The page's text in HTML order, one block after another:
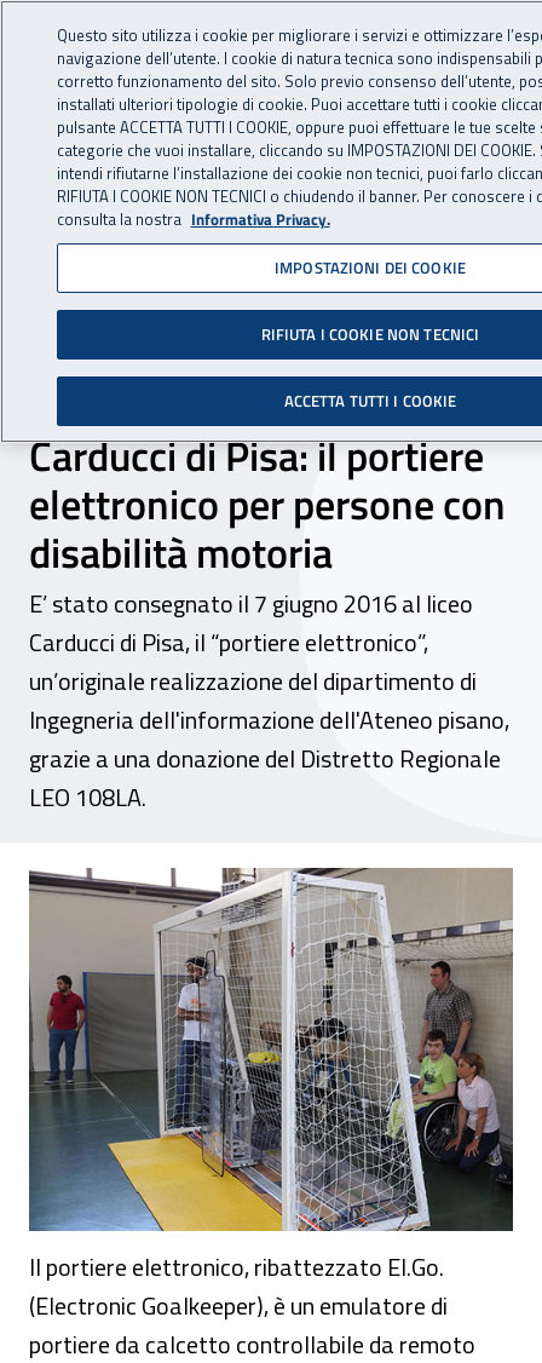
INAIL - Istituto Nazionale
Apri cerca
Navigazione principale
Navigazione - Ti trovi in:
Home Inail comunica News
Innovazione tecnologia e
integrazione al liceo
Carducci di Pisa: il portiere
elettronico per persone con
disabilità motoria
E’ stato consegnato il 7 giugno 2016 al liceo
Carducci di Pisa, il “portiere elettronico”,
un’originale realizzazione del dipartimento di
Ingegneria dell'informazione dell'Ateneo pisano,
grazie a una donazione del Distretto Regionale
LEO 108LA.
Innovazione tecnologia e integrazione
Il portiere elettronico, ribattezzato El.Go.
(Electronic Goalkeeper), è un emulatore di
portiere da calcetto controllabile da remoto
Questo sito utilizza i cookie per migliorare i servizi e ottimizzare
navigazione dell’utente. I cookie di natura tecnica sono indispensabili
corretto funzionamento del sito. Solo previo consenso dell’utente,
installati ulteriori tipologie di cookie. Puoi accettare tutti i cookie
pulsante ACCETTA TUTTI I COOKIE, oppure puoi effettuare le tue
categorie che vuoi installare, cliccando su IMPOSTAZIONI DEI COOKIE.
intendi rifiutarne l’installazione dei cookie non tecnici, puoi farlo
RIFIUTA I COOKIE NON TECNICI o chiudendo il banner. Per conoscere i
consulta la nostra Informativa Privacy.
IMPOSTAZIONI DEI COOKIE
RIFIUTA I COOKIE NON TECNICI
ACCETTA TUTTI I COOKIE